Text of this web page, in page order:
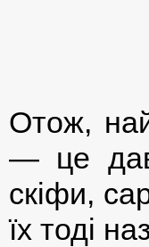
Отож,
— це
скіфи,
їх тоді